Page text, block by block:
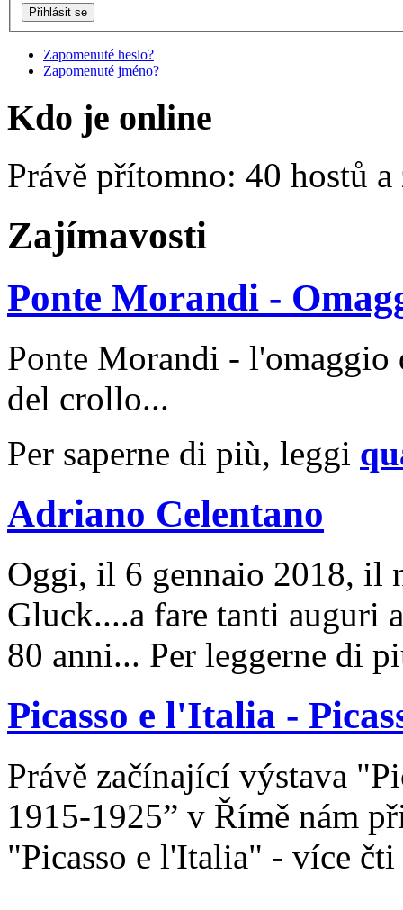
Zapomenuté heslo?
Zapomenuté jméno?
Kdo je online
Právě přítomno: 40 hostů a
Zajímavosti
Ponte Morandi -
Ponte Morandi -
del crollo...
Per saperne di più, leggi
Adriano Celentano
Oggi, il 6 gennaio 2018, il
Gluck....a fare tanti auguri
80 anni... Per leggerne di
Picasso e l'Italia -
Právě začínající výstava
1915-1925” v Římě nám
"Picasso e l'Italia" - více čti